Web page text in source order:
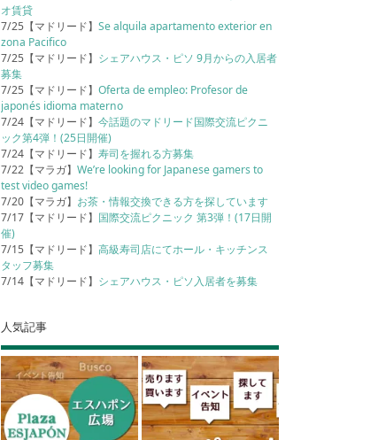
オ賃貸
7/25【マドリード】Se alquila apartamento exterior en
zona Pacifico
7/25【マドリード】 シェアハウス・ピソ 9月からの入居者
募集
7/25【マドリード】Oferta de empleo: Profesor de
japonés idioma materno
7/24【マドリード】今話題のマドリード国際交流ピクニ
ック第4弾！(25日開催)
7/24【マドリード】寿司を握れる方募集
7/22【マラガ】We’re looking for Japanese gamers to
test video games!
7/20【マラガ】 お茶・情報交換できる方を探しています
7/17【マドリード】 国際交流ピクニック 第3弾！(17日開
催)
7/15【マドリード】高級寿司店にてホール・キッチンス
タッフ募集
7/14【マドリード】 シェアハウス・ピソ入居者を募集
人気記事